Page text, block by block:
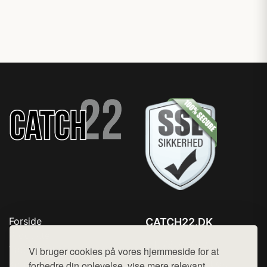
Vi bruger cookies på vores hjemmeside for at
Forside
Top Rabatter
Kontakt
CATCH22.DK
Mail: hej@want.dk